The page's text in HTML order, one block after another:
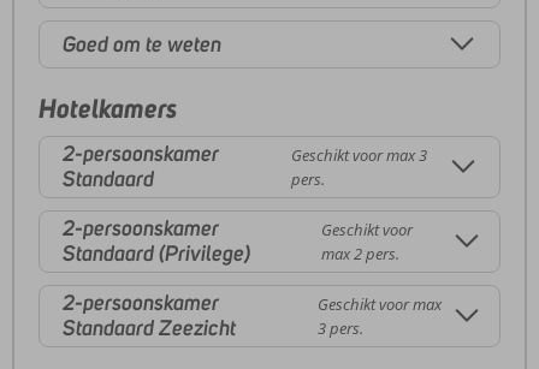
Goed om te weten
Hotelkamers
2-persoonskamer
Standaard
Geschikt voor max 3
pers.
2-persoonskamer
Standaard (Privilege)
Geschikt voor
max 2 pers.
2-persoonskamer
Standaard Zeezicht
Geschikt voor max
3 pers.